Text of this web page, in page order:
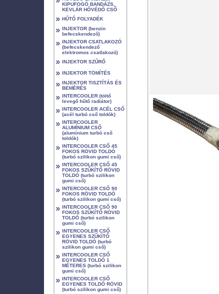
KIPUFOGÓ BANDÁZS,
KEVLÁR HŐVÉDŐ CSŐ
» HŰTŐ FOLYADÉK
» INJEKTOR (benzin
befecskendező)
» INJEKTOR CSATLAKOZÓ
(befecskendező
elektromos csatlakozó)
» INJEKTOR SZŰRŐ
» INJEKTOR TÖMÍTÉS
» INJEKTOR TISZTÍTÁS ÉS
BEMÉRÉS
» INTERCOOLER (töltő
levegő hűtő radiátor)
» INTERCOOLER ACÉL CSŐ
(acél turbó cső toldók)
» INTERCOOLER
ALUMÍNIUM CSŐ
(alumínium turbó cső
toldók)
» INTERCOOLER CSŐ 45
FOKOS RÖVID TOLDÓ
(turbó szilikon gumi cső)
» INTERCOOLER CSŐ 45
FOKOS SZŰKÍTŐ RÖVID
TOLDÓ (turbó szilikon
gumi cső)
» INTERCOOLER CSŐ 90
FOKOS RÖVID TOLDÓ
(turbó szilikon gumi cső)
» INTERCOOLER CSŐ 90
FOKOS SZŰKÍTŐ RÖVID
TOLDÓ (turbó szilikon
gumi cső)
» INTERCOOLER CSŐ
EGYENES SZŰKÍTŐ
RÖVID TOLDÓ (turbó
szilikon gumi cső)
» INTERCOOLER CSŐ
EGYENES TOLDÓ 1
MÉTERES (turbó szilikon
gumi cső)
» INTERCOOLER CSŐ
EGYENES TOLDÓ RÖVID
(turbó szilikon gumi cső)